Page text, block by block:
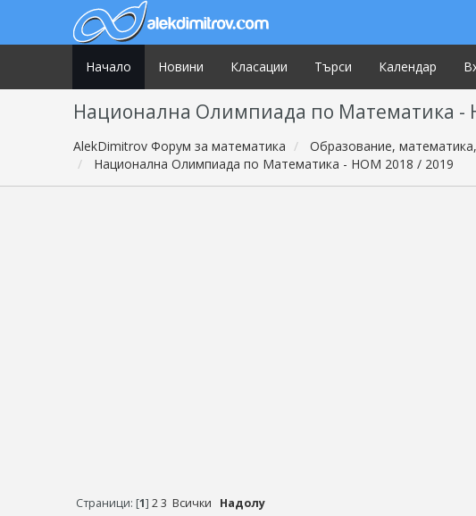
Начало Новини Класации Търси Календар
Национална Олимпиада по Математика -
AlekDimitrov Форум за математика Образование,
Национална Олимпиада по Математика - НОМ 2018 / 2019
Страници: [1] 23 Всички Надолу